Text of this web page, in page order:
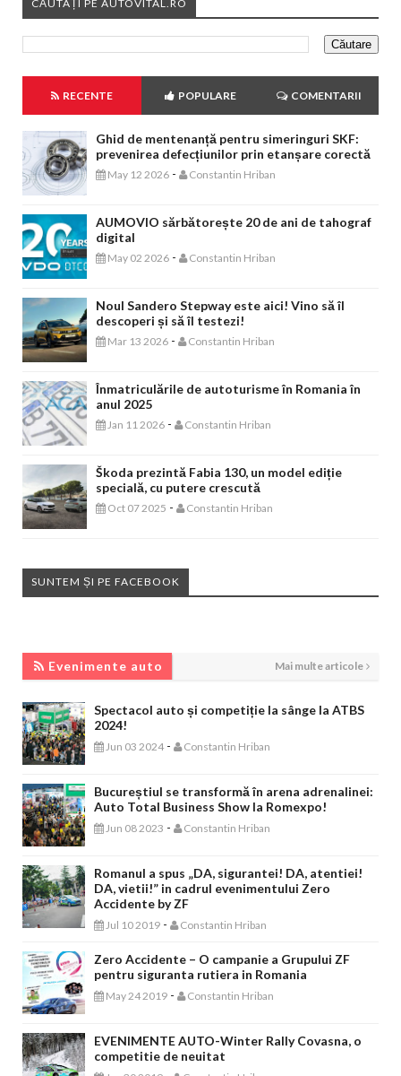
CĂUTAȚI PE AUTOVITAL.RO
RECENTE POPULARE COMENTARII
Ghid de mentenanță pentru simeringuri SKF:
prevenirea defecțiunilor prin etanșare corectă
May 12 2026 - Constantin Hriban
AUMOVIO sărbătorește 20 de ani de tahograf
digital
May 02 2026 - Constantin Hriban
Noul Sandero Stepway este aici! Vino să îl
descoperi și să îl testezi!
Mar 13 2026 - Constantin Hriban
Înmatriculările de autoturisme în Romania în
anul 2025
Jan 11 2026 - Constantin Hriban
Škoda prezintă Fabia 130, un model ediție
specială, cu putere crescută
Oct 07 2025 - Constantin Hriban
SUNTEM ȘI PE FACEBOOK
Evenimente auto Mai multe articole
Spectacol auto și competiție la sânge la ATBS
2024!
Jun 03 2024 - Constantin Hriban
Bucureștiul se transformă în arena adrenalinei:
Auto Total Business Show la Romexpo!
Jun 08 2023 - Constantin Hriban
Romanul a spus „DA, sigurantei! DA, atentiei!
DA, vietii!” in cadrul evenimentului Zero
Accidente by ZF
Jul 10 2019 - Constantin Hriban
Zero Accidente – O campanie a Grupului ZF
pentru siguranta rutiera in Romania
May 24 2019 - Constantin Hriban
EVENIMENTE AUTO-Winter Rally Covasna, o
competitie de neuitat